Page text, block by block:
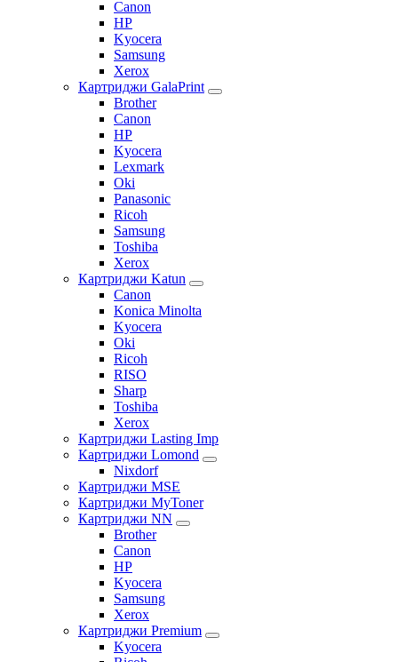
Canon
HP
Kyocera
Samsung
Xerox
Картриджи GalaPrint
Brother
Canon
HP
Kyocera
Lexmark
Oki
Panasonic
Ricoh
Samsung
Toshiba
Xerox
Картриджи Katun
Canon
Konica Minolta
Kyocera
Oki
Ricoh
RISO
Sharp
Toshiba
Xerox
Картриджи Lasting Imp
Картриджи Lomond
Nixdorf
Картриджи MSE
Картриджи MyToner
Картриджи NN
Brother
Canon
HP
Kyocera
Samsung
Xerox
Картриджи Premium
Kyocera